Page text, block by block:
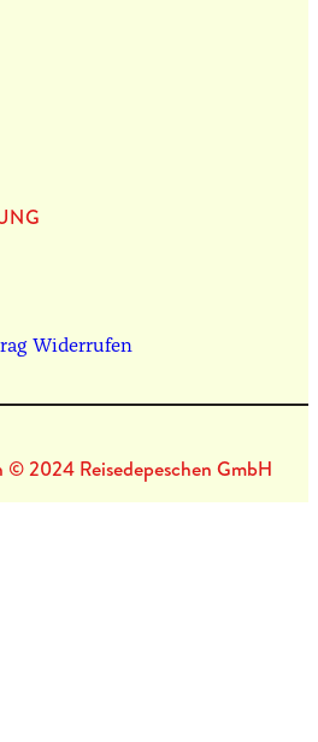
Widerrufen
2024 Reisedepeschen GmbH